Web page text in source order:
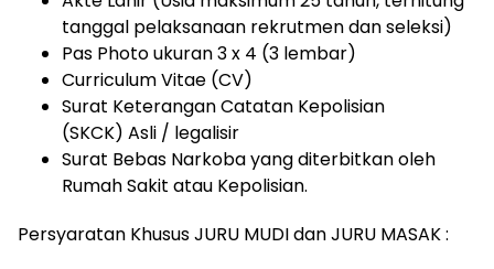
tanggal pelaksanaan rekrutmen dan seleksi)
Pas Photo ukuran 3 x 4 (3 lembar)
Curriculum Vitae (CV)
Surat Keterangan Catatan Kepolisian
(SKCK) Asli / legalisir
Surat Bebas Narkoba yang diterbitkan oleh
Rumah Sakit atau Kepolisian.
Persyaratan Khusus JURU MUDI dan JURU MASAK :